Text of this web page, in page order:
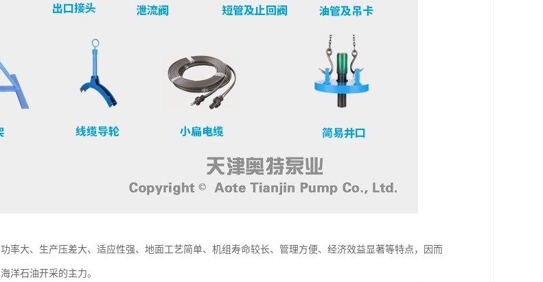
率大、生产压差大、适应性强、地面工艺简单、机组寿命较长、管理方便、经济效益显著等特点，因而
洋石油开采的主力。